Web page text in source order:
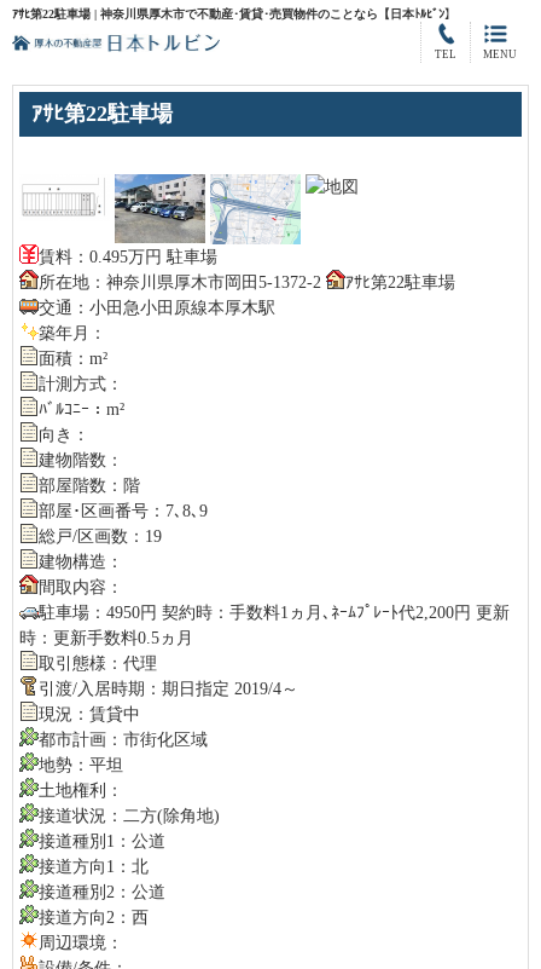
ｱｻﾋ第22駐車場 | 神奈川県厚木市で不動産･賃貸･売買物件のことなら【日本ﾄﾙﾋﾞﾝ】
MENU
TEL
ｱｻﾋ第22駐車場
賃料：0.495万円 駐車場
所在地：神奈川県厚木市岡田5-1372-2
ｱｻﾋ第22駐車場
交通：小田急小田原線本厚木駅
築年月：
面積：m²
計測方式：
ﾊﾞﾙｺﾆｰ：m²
向き：
建物階数：
部屋階数：階
部屋･区画番号：7､8､9
総戸/区画数：19
建物構造：
間取内容：
駐車場：4950円 契約時：手数料1ヵ月､ﾈｰﾑﾌﾟﾚｰﾄ代2,200円 更新
時：更新手数料0.5ヵ月
取引態様：代理
引渡/入居時期：期日指定 2019/4～
現況：賃貸中
都市計画：市街化区域
地勢：平坦
土地権利：
接道状況：二方(除角地)
接道種別1：公道
接道方向1：北
接道種別2：公道
接道方向2：西
周辺環境：